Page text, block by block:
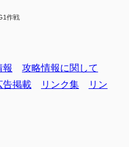
作戦
報
攻略情報に関して
告掲載 リンク集
リン